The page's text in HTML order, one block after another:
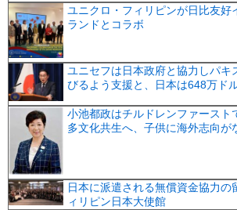
ユニクロ・フィリピンが日比友好
ランドとコラボ
ユニセフは日本政府と協力しパキ
びるよう支援と、日本は648万ド
小池都政はチルドレンファースト
多文化共生へ、子供に海外志向が
日本に派遣される無償資金協力の
ィリピン日本大使館